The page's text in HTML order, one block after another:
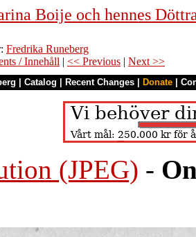
Boije och hennes
Fredrika Runeberg
/ Innehåll | << Previous | Next >>
Catalog Recent Changes Donate
(JPEG) -